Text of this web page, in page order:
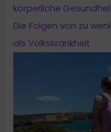
körperliche
Die Folgen von zu
als Volkskrankheit